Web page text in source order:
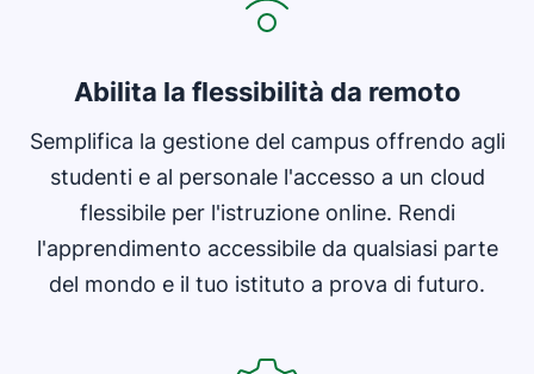
Abilita la flessibilità da remoto
Semplifica la gestione del campus offrendo agli
studenti e al personale l'accesso a un cloud
flessibile per l'istruzione online. Rendi
l'apprendimento accessibile da qualsiasi parte
del mondo e il tuo istituto a prova di futuro.